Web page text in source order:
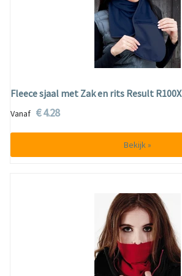
Fleece sjaal met Zak en rits Result R100X
Vanaf € 4.28
Bekijk »